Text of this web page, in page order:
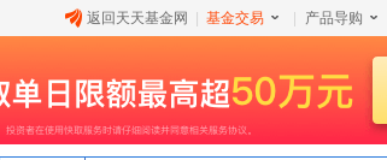
返回天天基金网 基金交易 产品导购